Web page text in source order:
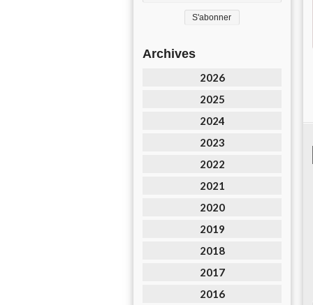
Archives
2026
2025
2024
2023
2022
2021
2020
2019
2018
2017
2016